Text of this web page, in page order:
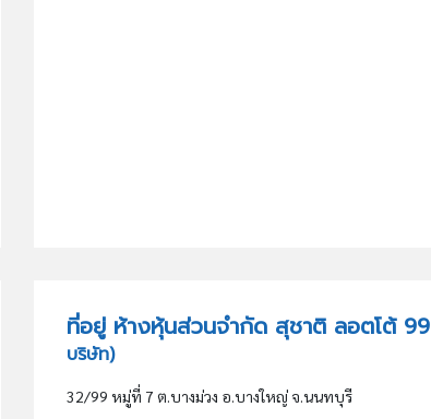
ที่อยู่ ห้างหุ้นส่วนจำกัด สุชาติ ลอตโต้ 99
บริษัท)
32/99 หมู่ที่ 7 ต.บางม่วง อ.บางใหญ่ จ.นนทบุรี